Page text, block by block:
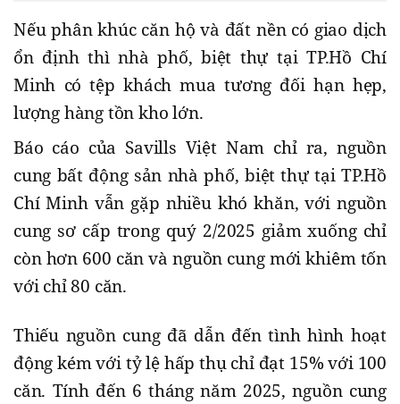
Nếu phân khúc căn hộ và đất nền có giao dịch
ổn định thì nhà phố, biệt thự tại TP.Hồ Chí
Minh có tệp khách mua tương đối hạn hẹp,
lượng hàng tồn kho lớn.
Báo cáo của Savills Việt Nam chỉ ra, nguồn
cung bất động sản nhà phố, biệt thự tại TP.Hồ
Chí Minh vẫn gặp nhiều khó khăn, với nguồn
cung sơ cấp trong quý 2/2025 giảm xuống chỉ
còn hơn 600 căn và nguồn cung mới khiêm tốn
với chỉ 80 căn.
Thiếu nguồn cung đã dẫn đến tình hình hoạt
động kém với tỷ lệ hấp thụ chỉ đạt 15% với 100
căn. Tính đến 6 tháng năm 2025, nguồn cung